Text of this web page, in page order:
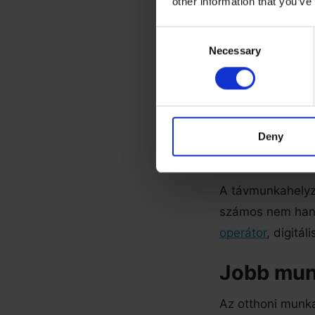
Necessary
Deny
Hangjelzés
egyes
során.
A
számos nem
operátor,
Jobb
Az otthoni